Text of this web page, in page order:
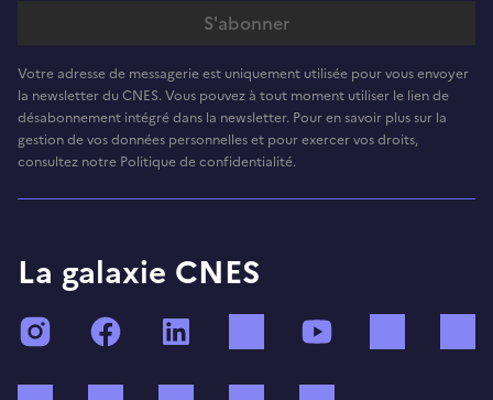
Votre adresse de messagerie est uniquement utilisée pour vous envoyer
la newsletter du CNES. Vous pouvez à tout moment utiliser le lien de
désabonnement intégré dans la newsletter. Pour en savoir plus sur la
gestion de vos données personnelles et pour exercer vos droits,
consultez notre Politique de confidentialité.
La galaxie CNES
InstagramFacebook TikTok